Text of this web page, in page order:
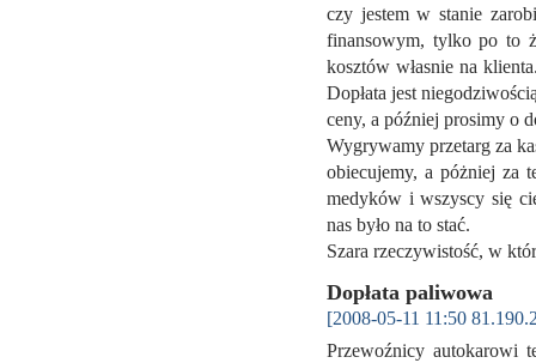
czy jestem w stanie
finansowym, tylko po to
kosztów własnie na
Dopłata jest
ceny, a później prosimy o
Wygrywamy przetarg za
obiecujemy, a póżniej za
medyków i wszyscy się
nas było na to stać.
Szara rzeczywistość, w
Dopłata paliwowa
[2008-05-11 11:50
Przewoźnicy autokarowi